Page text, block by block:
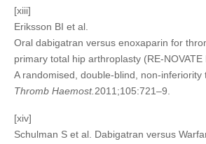
[xiii]
Eriksson BI et al.
Oral dabigatran versus enoxaparin for
primary total hip arthroplasty (RE-NOVATE
A randomised, double-blind, non-inferiority
Thromb Haemost.2011;105:721–9.
[xiv]
Schulman S et al. Dabigatran versus